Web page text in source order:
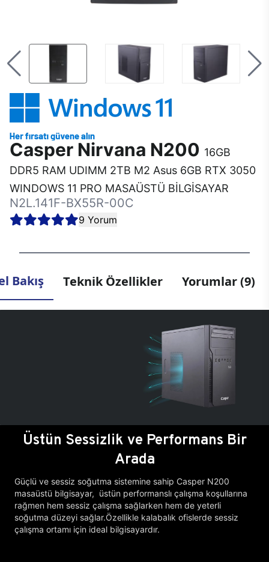
Casper Nirvana N200 16GB
DDR5 RAM UDIMM 2TB M2 Asus 6GB RTX 3050
WINDOWS 11 PRO MASAÜSTÜ BİLGİSAYAR
N2L.141F-BX55R-00C
9 Yorum
Bakış Teknik Özellikler Yorumlar (9)
Üstün Sessizlik ve Performans Bir
Arada
Güçlü ve sessiz soğutma sistemine sahip Casper N200
masaüstü bilgisayar, üstün performanslı çalışma koşullarına
rağmen hem sessiz çalışma sağlarken hem de yeterli
soğutma düzeyi sağlar.Özellikle kalabalık ofislerde sessiz
çalışma ortamı için ideal bilgisayardır.